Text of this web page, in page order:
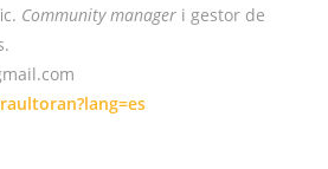
Community manager i gestor de